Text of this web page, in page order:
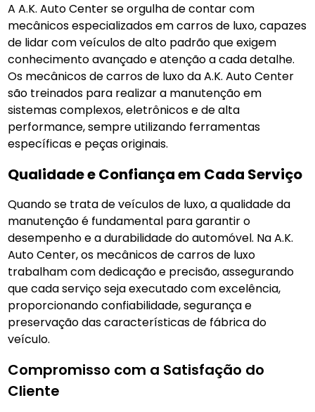
A A.K. Auto Center se orgulha de contar com
mecânicos especializados em carros de luxo, capazes
de lidar com veículos de alto padrão que exigem
conhecimento avançado e atenção a cada detalhe.
Os mecânicos de carros de luxo da A.K. Auto Center
são treinados para realizar a manutenção em
sistemas complexos, eletrônicos e de alta
performance, sempre utilizando ferramentas
específicas e peças originais.
Qualidade e Confiança em Cada Serviço
Quando se trata de veículos de luxo, a qualidade da
manutenção é fundamental para garantir o
desempenho e a durabilidade do automóvel. Na A.K.
Auto Center, os mecânicos de carros de luxo
trabalham com dedicação e precisão, assegurando
que cada serviço seja executado com excelência,
proporcionando confiabilidade, segurança e
preservação das características de fábrica do
veículo.
Compromisso com a Satisfação do
Cliente